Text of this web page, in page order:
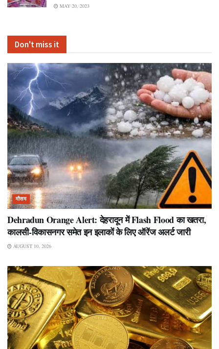
MAY 20, 2023
Don't miss it
मौसम
Dehradun Orange Alert: देहरादून में Flash Flood का खतरा,
कालसी-विकासनगर समेत इन इलाकों के लिए ऑरेंज अलर्ट जारी
AUGUST 10, 2026